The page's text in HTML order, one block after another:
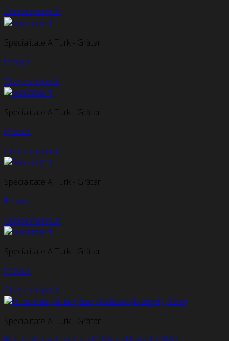
Citește mai mult
Specialitate A Turk - Grătar
Produs
Citește mai mult
Specialitate A Turk - Grătar
Produs
Citește mai mult
Specialitate A Turk - Grătar
Produs
Citește mai mult
Specialitate A Turk - Grătar
Produs
Citește mai mult
Specialitate A Turk - Grătar